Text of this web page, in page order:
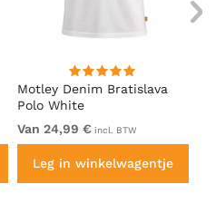
Motley Denim Bratislava
Polo White
Van 24,99 € incl. BTW
Leg in winkelwagentje